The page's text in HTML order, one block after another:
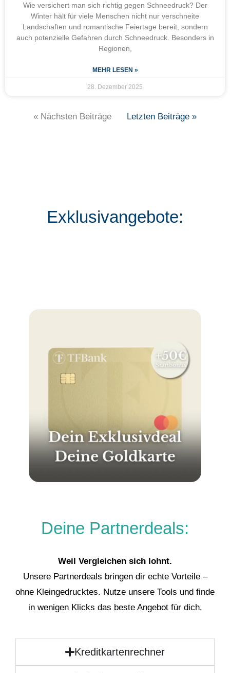
Wie versichert man sich richtig gegen Schneedruck? Der
Winter hält für viele Menschen nicht nur verschneite
Landschaften und romantische Feiertage bereit, sondern
auch potenzielle Gefahren durch Schneedruck. Besonders in
Regionen,
MEHR LESEN »
28. Dezember 2025
« Nächsten Beiträge Letzten Beiträge »
Exklusivangebote:
Deine Partnerdeals:
Weil Vergleichen sich lohnt.
Unsere Partnerdeals bringen dir echte Vorteile –
ohne Kleingedrucktes. Nutze unsere Tools und finde
in wenigen Klicks das beste Angebot für dich.
Kreditkartenrechner